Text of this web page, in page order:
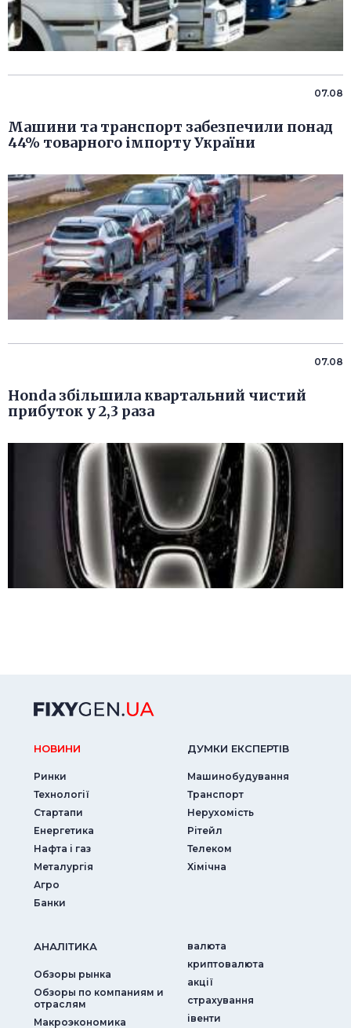
07.08
Машини та транспорт забезпечили понад
44% товарного імпорту України
07.08
Honda збільшила квартальний чистий
прибуток у 2,3 раза
НОВИНИ
Ринки
Технології
Стартапи
Енергетика
Нафта і газ
Металургія
Агро
Банки
ДУМКИ ЕКСПЕРТIВ
Машинобудування
Транспорт
Нерухомість
Рітейл
Телеком
Хімічна
АНАЛIТИКА
Обзоры рынка
Обзоры по компаниям и
отраслям
Макроэкономика
валюта
криптовалюта
акції
страхування
iвенти